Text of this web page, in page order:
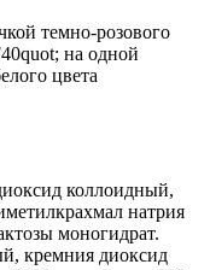
темно-розового
на одной
цвета
коллоидный,
натрия
моногидрат.
кремния диоксид